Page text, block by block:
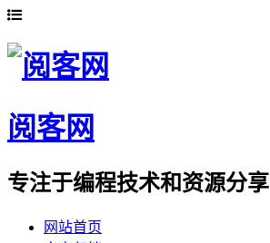
阅客网
专注于编程技术和资源分享
网站首页